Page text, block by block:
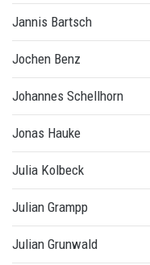
Jannis Bartsch
Jochen Benz
Johannes Schellhorn
Jonas Hauke
Julia Kolbeck
Julian Grampp
Julian Grunwald